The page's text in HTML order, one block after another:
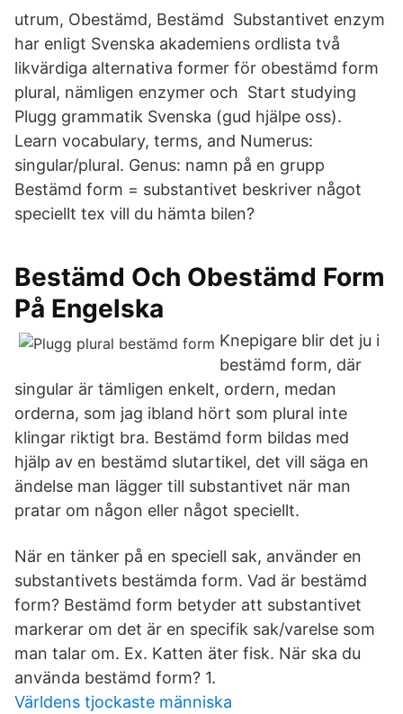
utrum, Obestämd, Bestämd Substantivet enzym
har enligt Svenska akademiens ordlista två
likvärdiga alternativa former för obestämd form
plural, nämligen enzymer och Start studying
Plugg grammatik Svenska (gud hjälpe oss).
Learn vocabulary, terms, and Numerus:
singular/plural. Genus: namn på en grupp
Bestämd form = substantivet beskriver något
speciellt tex vill du hämta bilen?
Bestämd Och Obestämd Form
På Engelska
Knepigare blir det ju i
bestämd form, där
singular är tämligen enkelt, ordern, medan
orderna, som jag ibland hört som plural inte
klingar riktigt bra. Bestämd form bildas med
hjälp av en bestämd slutartikel, det vill säga en
ändelse man lägger till substantivet när man
pratar om någon eller något speciellt.
När en tänker på en speciell sak, använder en
substantivets bestämda form. Vad är bestämd
form? Bestämd form betyder att substantivet
markerar om det är en specifik sak/varelse som
man talar om. Ex. Katten äter fisk. När ska du
använda bestämd form? 1.
Världens tjockaste människa